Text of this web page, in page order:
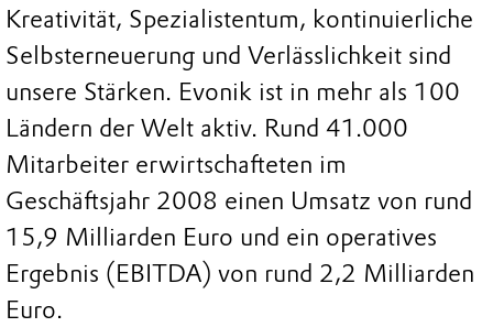
Kreativität, Spezialistentum, kontinuierliche
Selbsterneuerung und Verlässlichkeit sind
unsere Stärken. Evonik ist in mehr als 100
Ländern der Welt aktiv. Rund 41.000
Mitarbeiter erwirtschafteten im
Geschäftsjahr 2008 einen Umsatz von rund
15,9 Milliarden Euro und ein operatives
Ergebnis (EBITDA) von rund 2,2 Milliarden
Euro.